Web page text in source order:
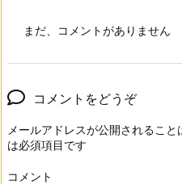
まだ、コメントがありません
コメントをどうぞ
メールアドレスが公開されること
は必須項目です
コメント